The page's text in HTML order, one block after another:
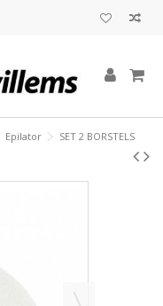
Epilator
SET 2 BORSTELS